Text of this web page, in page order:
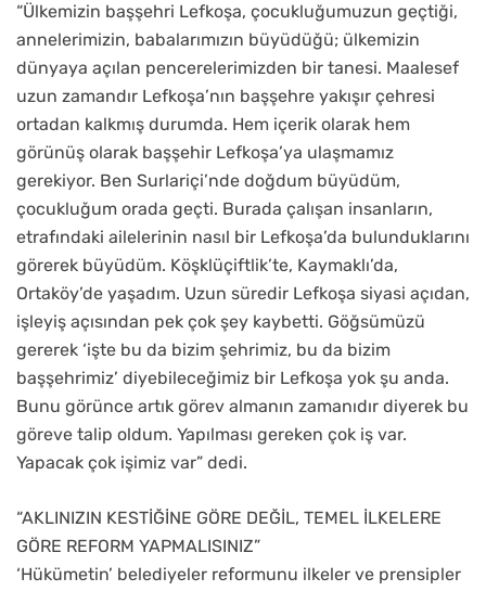
“Ülkemizin başşehri Lefkoşa, çocukluğumuzun geçtiği,
annelerimizin, babalarımızın büyüdüğü; ülkemizin
dünyaya açılan pencerelerimizden bir tanesi. Maalesef
uzun zamandır Lefkoşa’nın başşehre yakışır çehresi
ortadan kalkmış durumda. Hem içerik olarak hem
görünüş olarak başşehir Lefkoşa’ya ulaşmamız
gerekiyor. Ben Surlariçi’nde doğdum büyüdüm,
çocukluğum orada geçti. Burada çalışan insanların,
etrafındaki ailelerinin nasıl bir Lefkoşa’da bulunduklarını
görerek büyüdüm. Köşklüçiftlik’te, Kaymaklı’da,
Ortaköy’de yaşadım. Uzun süredir Lefkoşa siyasi açıdan,
işleyiş açısından pek çok şey kaybetti. Göğsümüzü
gererek ‘işte bu da bizim şehrimiz, bu da bizim
başşehrimiz’ diyebileceğimiz bir Lefkoşa yok şu anda.
Bunu görünce artık görev almanın zamanıdır diyerek bu
göreve talip oldum. Yapılması gereken çok iş var.
Yapacak çok işimiz var” dedi.
“AKLINIZIN KESTİĞİNE GÖRE DEĞİL, TEMEL İLKELERE
GÖRE REFORM YAPMALISINIZ”
‘Hükümetin’ belediyeler reformunu ilkeler ve prensipler